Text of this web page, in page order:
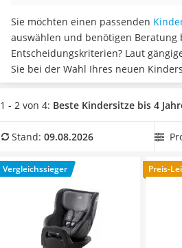
Kinderuhr
Babyphone
Treppenschutzgitter
Kindersitz ab 4 Jahren
Kinderroller 3 Räder
Ferngesteuertes Auto
Barfußschuhe Kinder
Kinder-Mikroskop
Ferngesteuerter Hubschrauber
Sie möchten einen passenden
auswählen und benötigen Beratung
Entscheidungskriterien? Laut
Sie bei der Wahl Ihres neuen
Passform, den Komfort und die
besonders hohe Sicherheit bieten
jetzt einenKindersitz bis 4 Jahre
seitlichen Aufprall optimal geschützt
hier im August 2026 besonders das
Dualfix 2 Z-Line* mit seinen
1 - 2 von 4: Beste Kindersitze bis 4
Stand: 09.08.2026
Vergleichssieger Preis-